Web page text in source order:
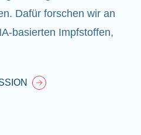
Dafür forschen wir an
basierten Impfstoffen,